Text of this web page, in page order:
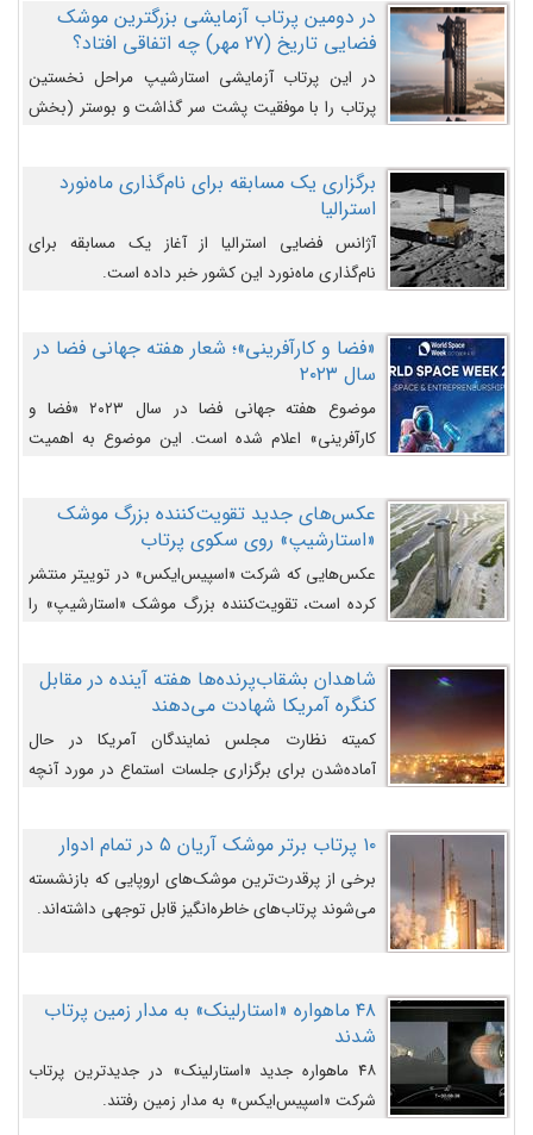
در دومین پرتاب آزمایشی بزرگترین موشک
فضایی تاریخ (27 مهر‌) چه اتفاقی افتاد؟
در این پرتاب آزمایشی استارشیپ مراحل نخستین
پرتاب را با موفقیت پشت سر گذاشت و بوستر (بخش
را وارد مسیر از پیش تعیین‌شده کند و سپس با یک
مکانیزم جدید با موفقیت از آن جدا شود. ‌
برگزاری یک مسابقه برای نام‌گذاری ماه‌نورد
استرالیا
آژانس فضایی استرالیا از آغاز یک مسابقه برای
نام‌گذاری ماه‌نورد این کشور خبر داده است.
«فضا و کارآفرینی»؛ شعار هفته جهانی فضا در
سال ۲۰۲۳
موضوع هفته جهانی فضا در سال ۲۰۲۳ «فضا و
کارآفرینی» اعلام شده است. این موضوع به اهمیت
روزافزون کارآفرینی در حوزه فضایی و مزایای جدیدی که
کارآفرینان این حوزه ایجاد می‌کنند، می‌پردازد.
عکس‌های جدید تقویت‌کننده بزرگ موشک
«استارشیپ» روی سکوی پرتاب
عکس‌هایی که شرکت «اسپیس‌ایکس» در توییتر منتشر
کرده است، تقویت‌کننده بزرگ موشک «استارشیپ» را
شاهدان بشقاب‌پرنده‌ها هفته آینده در مقابل
کنگره آمریکا شهادت می‌دهند
کمیته نظارت مجلس نمایندگان آمریکا در حال
آماده‌شدن برای برگزاری جلسات استماع در مورد آنچه
می‌دانند، است و قرار است افشاگران یوفوها هفته آینده
در مقابل آنها شهادت دهند.۱۰ پرتاب برتر موشک آریان ۵ در تمام ادوار
برخی از پرقدرت‌ترین موشک‌های اروپایی که بازنشسته
می‌شوند پرتاب‌های خاطره‌انگیز قابل توجهی داشته‌اند.
۴۸ ماهواره «استارلینک» به مدار زمین پرتاب
شدند
۴۸ ماهواره جدید «استارلینک» در جدیدترین پرتاب
شرکت «اسپیس‌ایکس» به مدار زمین رفتند.